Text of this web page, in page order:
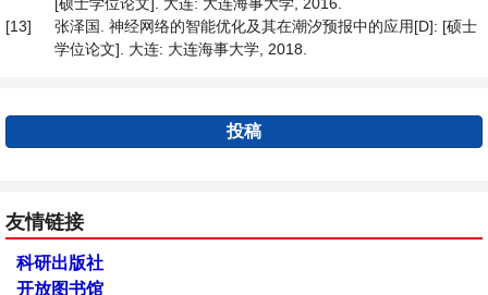
[13]
张泽国. 神经网络的智能优化及其在潮汐预报中的应用[D]: [硕士
学位论文]. 大连: 大连海事大学, 2018.
投稿
友情链接
科研出版社
开放图书馆